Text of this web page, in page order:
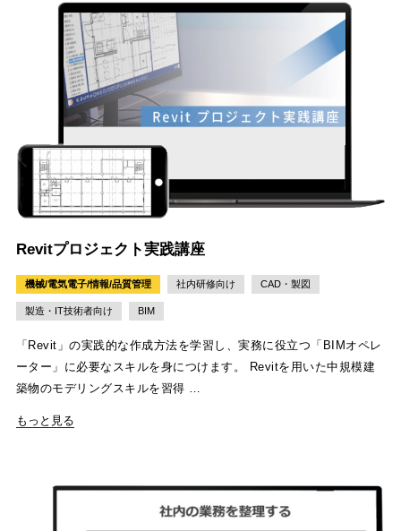
Revitプロジェクト実践講座
機械/電気電子/情報/品質管理 社内研修向け CAD・製図
製造・IT技術者向け BIM
「Revit」の実践的な作成方法を学習し、実務に役立つ「BIMオペレ
ーター」に必要なスキルを身につけます。 Revitを用いた中規模建
築物のモデリングスキルを習得 …
もっと見る